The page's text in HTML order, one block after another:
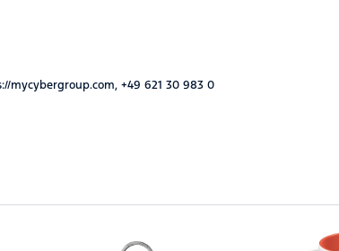
mycybergroup.com, +49 621 30 983 0